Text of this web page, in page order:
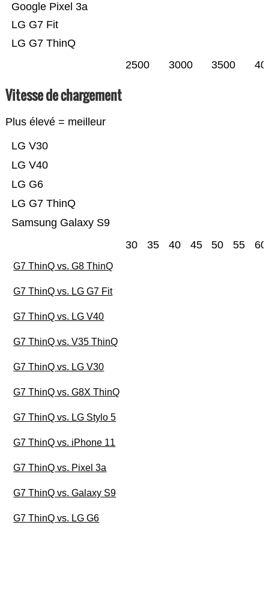
LG G7 ThinQ
LG G7 Fit
Google Pixel 3a
2500 3000 3500
Vitesse de chargement
Plus élevé = meilleur
Samsung Galaxy S9
LG G7 ThinQ
LG G6
LG V40
LG V30
30 35 40 45 50 55 60
G7 ThinQ vs. G8 ThinQ
G7 ThinQ vs. LG G7 Fit
G7 ThinQ vs. LG V40
G7 ThinQ vs. V35 ThinQ
G7 ThinQ vs. LG V30
G7 ThinQ vs. G8X ThinQ
G7 ThinQ vs. LG Stylo 5
G7 ThinQ vs. iPhone 11
G7 ThinQ vs. Pixel 3a
G7 ThinQ vs. Galaxy S9
G7 ThinQ vs. LG G6